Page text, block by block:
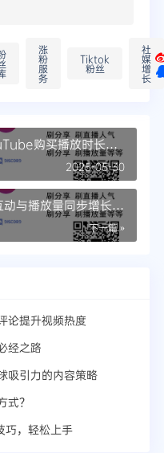
涨
粉
服
务
Tiktok
粉丝
社
媒
增
长
购买播放时长的
2025-05-30
与播放量同步增长的
下一篇 »
论提升视频热度
经之路
吸引力的内容策略
？
巧，轻松上手